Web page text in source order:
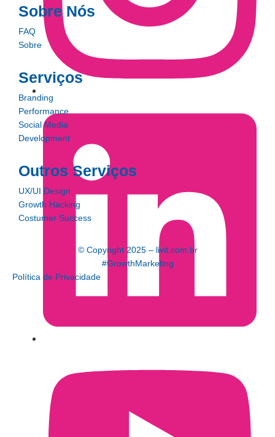
Sobre Nós
FAQ
Sobre
Serviços
Branding
Performance
Social Media
Development
Outros Serviços
UX/UI Design
Growth Hacking
Costumer Success
© Copyright 2025 – livit.com.br
#GrowthMarketing
Política de Privacidade